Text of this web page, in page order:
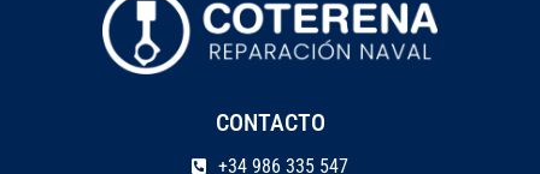
CONTACTO
+34 986 335 547